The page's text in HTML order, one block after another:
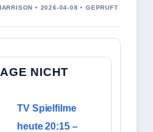
• 2026-04-08 • GEPRUFT
NICHT
TV Spielfilme
heute 20:15 –